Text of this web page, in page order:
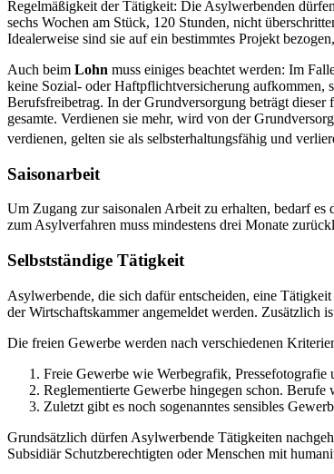
Regelmäßigkeit der Tätigkeit: Die Asylwerbenden
sechs Wochen am Stück, 120 Stunden, nicht
Idealerweise sind sie auf ein bestimmtes Projekt
Auch beim Lohn muss einiges beachtet werden: Im
keine Sozial- oder Haftpflichtversicherung aufkommen,
Berufsfreibetrag. In der Grundversorgung beträgt
gesamte. Verdienen sie mehr, wird von der
verdienen, gelten sie als selbsterhaltungsfähig und
Saisonarbeit
Um Zugang zur saisonalen Arbeit zu erhalten, bedarf
zum Asylverfahren muss mindestens drei Monate
Selbstständige Tätigkeit
Asylwerbende, die sich dafür entscheiden, eine
der Wirtschaftskammer angemeldet werden. Zusätzlich
Die freien Gewerbe werden nach verschiedenen
Freie Gewerbe wie Werbegrafik,
Reglementierte Gewerbe hingegen schon.
Zuletzt gibt es noch sogenanntes sensibles
Grundsätzlich dürfen Asylwerbende Tätigkeiten
Subsidiär Schutzberechtigten oder Menschen mit